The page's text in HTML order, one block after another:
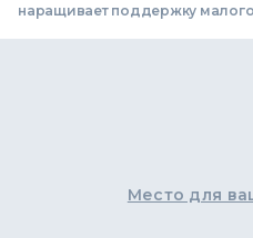
наращивает поддержку
Место для